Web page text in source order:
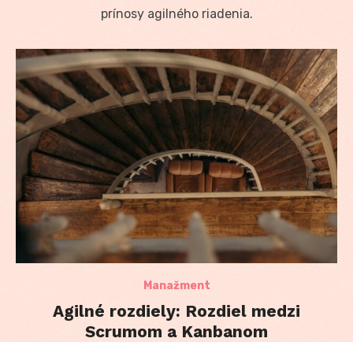
prínosy agilného riadenia.
Manažment
Agilné rozdiely: Rozdiel medzi
Scrumom a Kanbanom